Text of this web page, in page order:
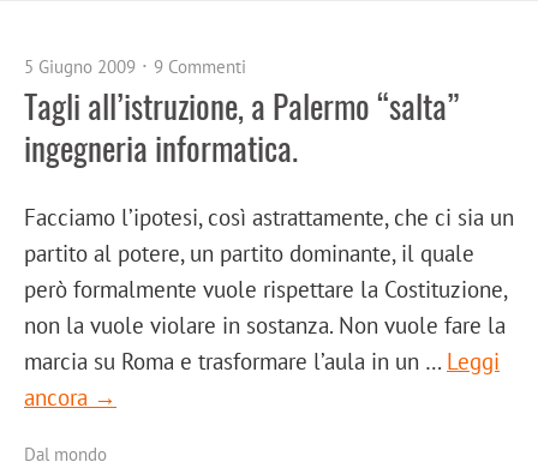
5 Giugno 2009 9 Commenti
Tagli all’istruzione, a Palermo “salta”
ingegneria informatica.
Facciamo l’ipotesi, così astrattamente, che ci sia un
partito al potere, un partito dominante, il quale
però formalmente vuole rispettare la Costituzione,
non la vuole violare in sostanza. Non vuole fare la
marcia su Roma e trasformare l’aula in un … Leggi
ancora →
Dal mondo